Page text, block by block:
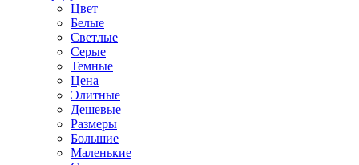
Цвет
Белые
Светлые
Серые
Темные
Цена
Элитные
Дешевые
Размеры
Большие
Маленькие